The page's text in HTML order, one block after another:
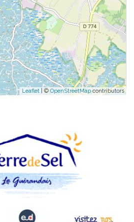
Leaflet | © OpenStreetMapcontributors